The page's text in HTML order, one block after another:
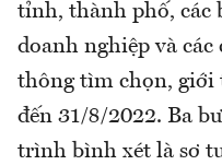
tỉnh, thành phố, các
doanh nghiệp và
thông tìm chọn, giới
đến 31/8/2022. Ba
trình bình xét là sơ